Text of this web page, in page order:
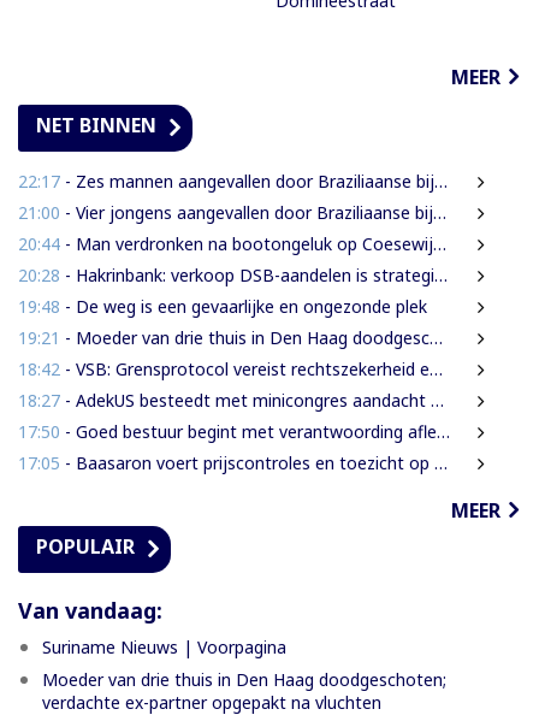
MEER
NET BINNEN
22:17 - Zes mannen aangevallen door Braziliaanse bijen tijdens zoektocht naar leguanen
21:00 - Vier jongens aangevallen door Braziliaanse bijen tijdens leguanenjacht
20:44 - Man verdronken na bootongeluk op Coesewijnerivier
20:28 - Hakrinbank: verkoop DSB-aandelen is strategische keuze
19:48 - De weg is een gevaarlijke en ongezonde plek
19:21 - Moeder van drie thuis in Den Haag doodgeschoten; verdachte ex-partner opgepakt na vluchten
18:42 - VSB: Grensprotocol vereist rechtszekerheid en harde waarborgen
18:27 - AdekUS besteedt met minicongres aandacht aan cultureel erfgoed
17:50 - Goed bestuur begint met verantwoording afleggen
17:05 - Baasaron voert prijscontroles en toezicht op voedselveiligheid op
MEER
POPULAIR
Van vandaag:
Suriname Nieuws | Voorpagina
Moeder van drie thuis in Den Haag doodgeschoten;
verdachte ex-partner opgepakt na vluchten